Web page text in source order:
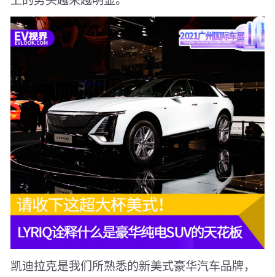
凯迪拉克是我们所熟悉的新美式豪华汽车品牌，